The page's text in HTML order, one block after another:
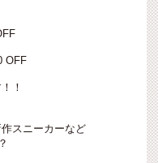
OFF
！
スニーカーなど